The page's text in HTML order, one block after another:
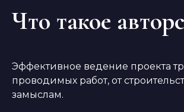
Что такое
Эффективное ведение проекта
проводимых работ, от
замыслам.